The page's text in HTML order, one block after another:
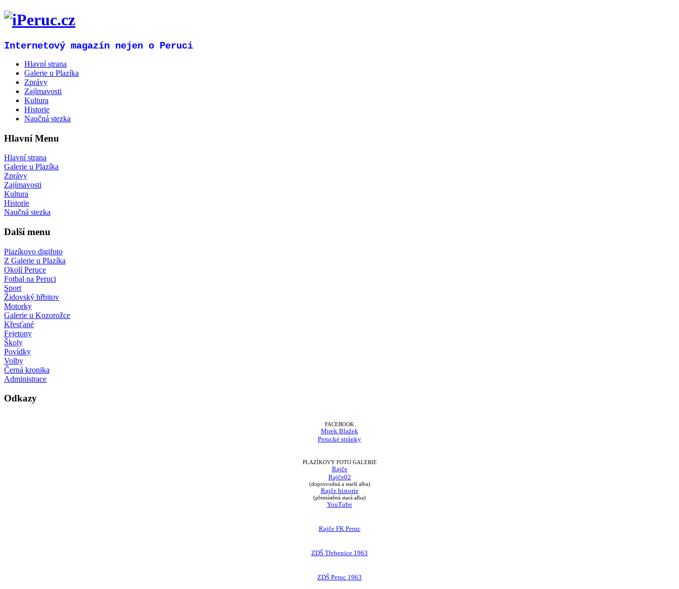
Internetový magazín nejen o Peruci
Hlavní strana
Galerie u Plazíka
Zprávy
Zajímavosti
Kultura
Historie
Naučná stezka
Hlavní Menu
Hlavní strana
Galerie u Plazíka
Zprávy
Zajímavosti
Kultura
Historie
Naučná stezka
Další menu
Plazíkovo digifoto
Z Galerie u Plazíka
Okolí Peruce
Fotbal na Peruci
Sport
Židovský hřbitov
Motorky
Galerie u Kozorožce
Křesťané
Fejetony
Školy
Povídky
Volby
Černá kronika
Administrace
Odkazy
FACEBOOK
Mirek Blažek
Perucké stránky
PLAZÍKOVY FOTO GALERIE
Rajče
Rajče02
(doprovodná a starší alba)
Rajče historie
(přemístěná stará alba)
YouTube
Rajče FK Peruc
ZDŠ Třebenice 1963
ZDŠ Peruc 1963